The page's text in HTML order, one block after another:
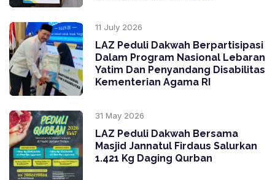
11 July 2026
LAZ Peduli Dakwah Berpartisipasi
Dalam Program Nasional Lebaran
Yatim Dan Penyandang Disabilitas
Kementerian Agama RI
31 May 2026
LAZ Peduli Dakwah Bersama
Masjid Jannatul Firdaus Salurkan
1.421 Kg Daging Qurban